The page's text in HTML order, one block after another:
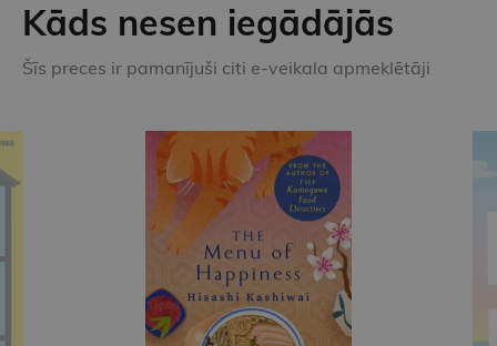
Kāds nesen iegādājās
Šīs preces ir pamanījuši citi e-veikala apmeklētāji